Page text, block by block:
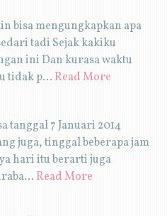
bisa mengungkapkan apa
tadi Sejak kakiku
ini Dan kurasa waktu
tidak p… Read More
tanggal 7 Januari 2014
juga, tinggal beberapa jam
hari itu berarti juga
Read More